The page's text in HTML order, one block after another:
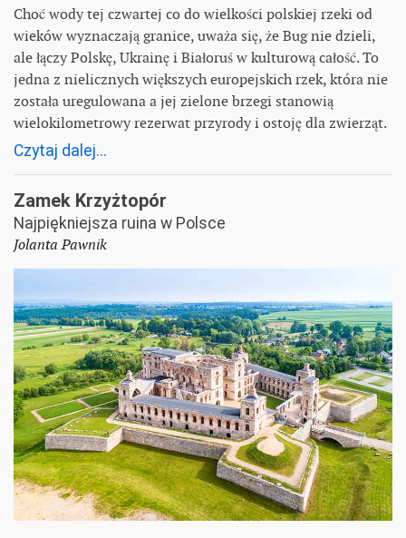
Choć wody tej czwartej co do wielkości polskiej rzeki od
wieków wyznaczają granice, uważa się, że Bug nie dzieli,
ale łączy Polskę, Ukrainę i Białoruś w kulturową całość. To
jedna z nielicznych większych europejskich rzek, która nie
została uregulowana a jej zielone brzegi stanowią
wielokilometrowy rezerwat przyrody i ostoję dla zwierząt.
Czytaj dalej...
Zamek Krzyżtopór
Najpiękniejsza ruina w Polsce
Jolanta Pawnik